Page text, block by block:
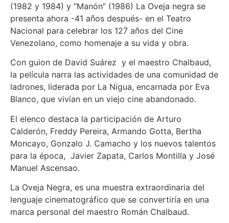
(1982 y 1984) y “Manón” (1986) La Oveja negra se
presenta ahora -41 años después- en el Teatro
Nacional para celebrar los 127 años del Cine
Venezolano, como homenaje a su vida y obra.
Con guion de David Suárez y el maestro Chalbaud,
la película narra las actividades de una comunidad de
ladrones, liderada por La Nigua, encarnada por Eva
Blanco, que vivían en un viejo cine abandonado.
El elenco destaca la participación de Arturo
Calderón, Freddy Pereira, Armando Gotta, Bertha
Moncayo, Gonzalo J. Camacho y los nuevos talentos
para la época, Javier Zapata, Carlos Montilla y José
Manuel Ascensao.
La Oveja Negra, es una muestra extraordinaria del
lenguaje cinematográfico que se convertiría en una
marca personal del maestro Román Chalbaud.